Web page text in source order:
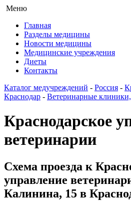
Меню
Главная
Разделы медицины
Новости медицины
Медицинские учреждения
Диеты
Контакты
Каталог медучреждений - Россия -
Краснодар - Ветеринарные
Краснодарское
ветеринарии
Схема проезда к
управление
Калинина, 15 в